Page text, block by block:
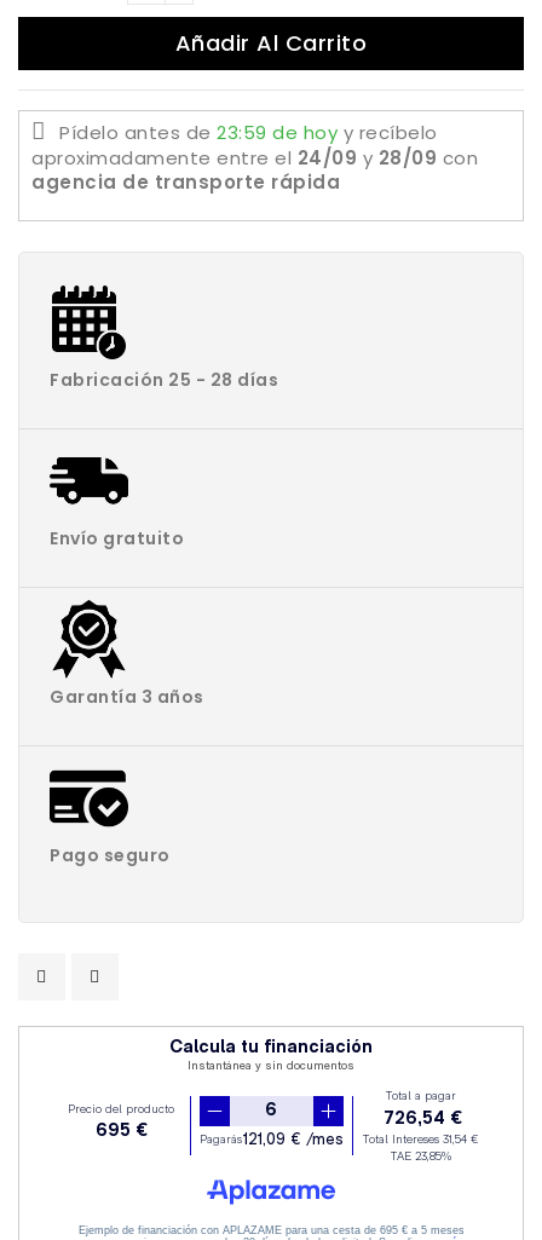
Añadir Al Carrito
Pídelo antes de 23:59 de hoy y recíbelo
aproximadamente entre el 24/09 y 28/09 con
agencia de transporte rápida
Fabricación 25 - 28 días
Envío gratuito
Garantía 3 años
Pago seguro